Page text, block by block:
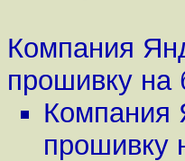
Компания
прошивку на
Компания
прошивку